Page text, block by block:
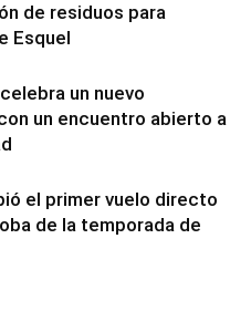
de residuos para
Esquel
celebra un nuevo
un encuentro abierto a
el primer vuelo directo
de la temporada de